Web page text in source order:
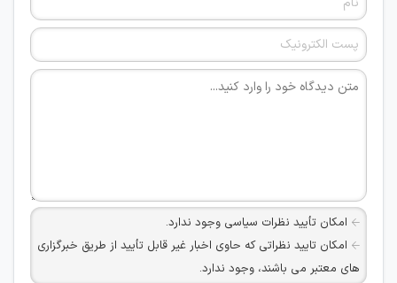
امکان تأیید نظرات سیاسی وجود ندارد.
امکان تایید نظراتی که حاوی اخبار غیر قابل تأیید از طریق خبرگزاری
های معتبر می باشند، وجود ندارد.